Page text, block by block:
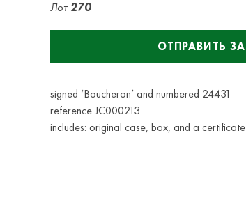
Лот 270
ОТПРАВИТЬ
signed ‘Boucheron’ and numbered 24431
reference JC000213
includes: original case, box, and a certificate